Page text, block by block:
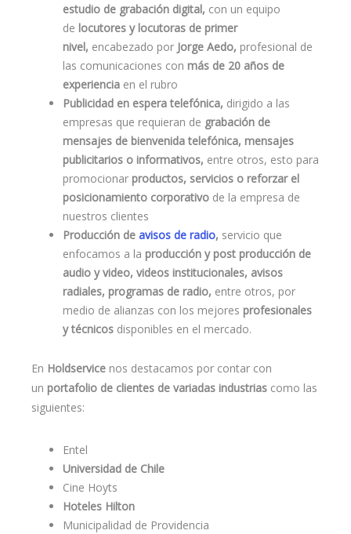
estudio de grabación digital, con un equipo
de locutores y locutoras de primer
nivel, encabezado por Jorge Aedo, profesional de
las comunicaciones con más de 20 años de
experiencia en el rubro
Publicidad en espera telefónica, dirigido a las
empresas que requieran de grabación de
mensajes de bienvenida telefónica, mensajes
publicitarios o informativos, entre otros, esto para
promocionar productos, servicios o reforzar el
posicionamiento corporativo de la empresa de
nuestros clientes
Producción de avisos de radio, servicio que
enfocamos a la producción y post producción de
audio y video, videos institucionales, avisos
radiales, programas de radio, entre otros, por
medio de alianzas con los mejores profesionales
y técnicos disponibles en el mercado.
En Holdservice nos destacamos por contar con
un portafolio de clientes de variadas industrias como las
siguientes:
Entel
Universidad de Chile
Cine Hoyts
Hoteles Hilton
Municipalidad de Providencia